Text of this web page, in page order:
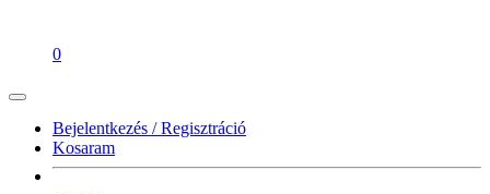
0
Bejelentkezés / Regisztráció
Kosaram